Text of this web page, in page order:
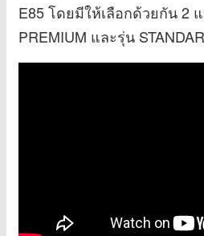
E85 โดยมีให้เลือกด้วยกัน 2
PREMIUM และรุ่น